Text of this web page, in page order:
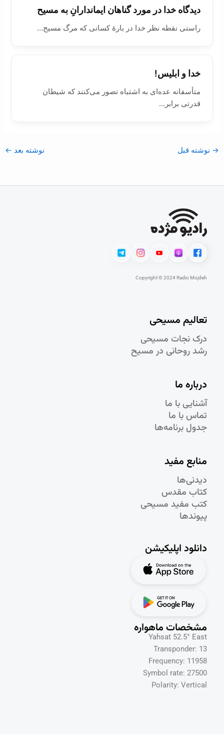
ديدگاه خدا در مورد گناهان ايماندارانِ به مسيح
راستی نقطه نظر خدا در بارۀ کسانی که مرگ مسيح…
خدا و ابلیس!
متأسفانه ‌عده‌ای به اشتباه تصور می‌کنند که شیطان
قدرتی برابر…
→ نوشته قبل نوشته بعد ←
Copyright © 2024 Radio Mojdeh
تعالیم مسیحی
درک نجات مسيحی
رشد روحانی در مسيح
درباره ما
آشنایی با ما
تماس با ما
جدول برنامه‌ها
منابع مفید
دیدنی‌ها
کتاب مقدس
کتب مفید مسیحی
پیوندها
دانلود اپلیکیشن
مشخصات ماهواره
Yahsat 52.5° East
Transponder: 13
Frequency: 11958
Symbol rate: 27500
Polarity: Vertical